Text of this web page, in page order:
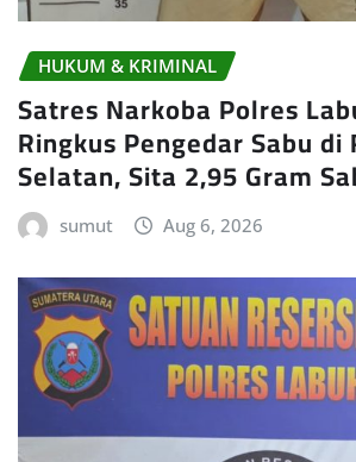
HUKUM & KRIMINAL
Satres Narkoba Polres
Ringkus Pengedar Sabu di
Selatan, Sita 2,95 Gram
sumut Aug 6, 2026